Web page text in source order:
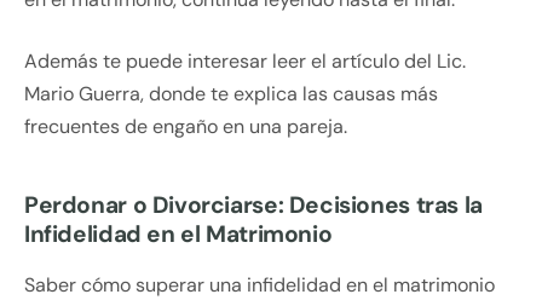
Además te puede interesar leer el artículo del Lic.
Mario Guerra, donde te explica las causas más
frecuentes de engaño en una pareja.
Perdonar o Divorciarse: Decisiones tras la
Infidelidad en el Matrimonio
Saber cómo superar una infidelidad en el matrimonio